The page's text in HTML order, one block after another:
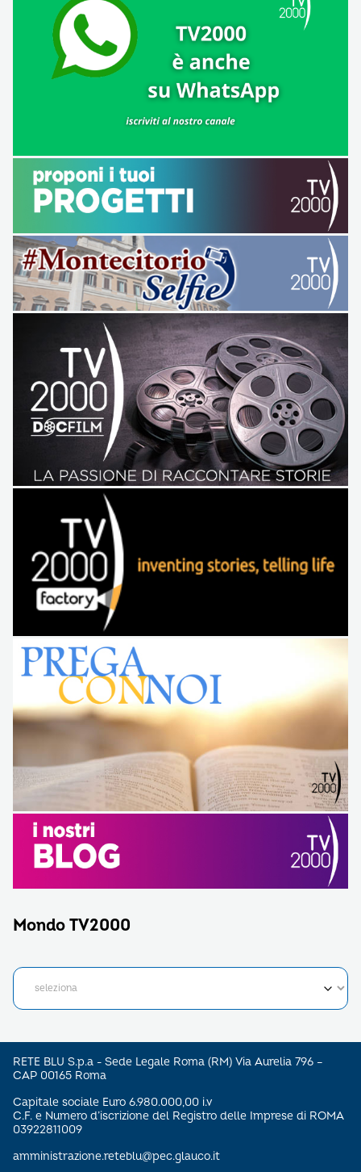
Mondo TV2000
RETE BLU S.p.a - Sede Legale Roma (RM) Via Aurelia 796 –
CAP 00165 Roma
Capitale sociale Euro 6.980.000,00 i.v
C.F. e Numero d’iscrizione del Registro delle Imprese di ROMA
03922811009
amministrazione.reteblu@pec.glauco.it